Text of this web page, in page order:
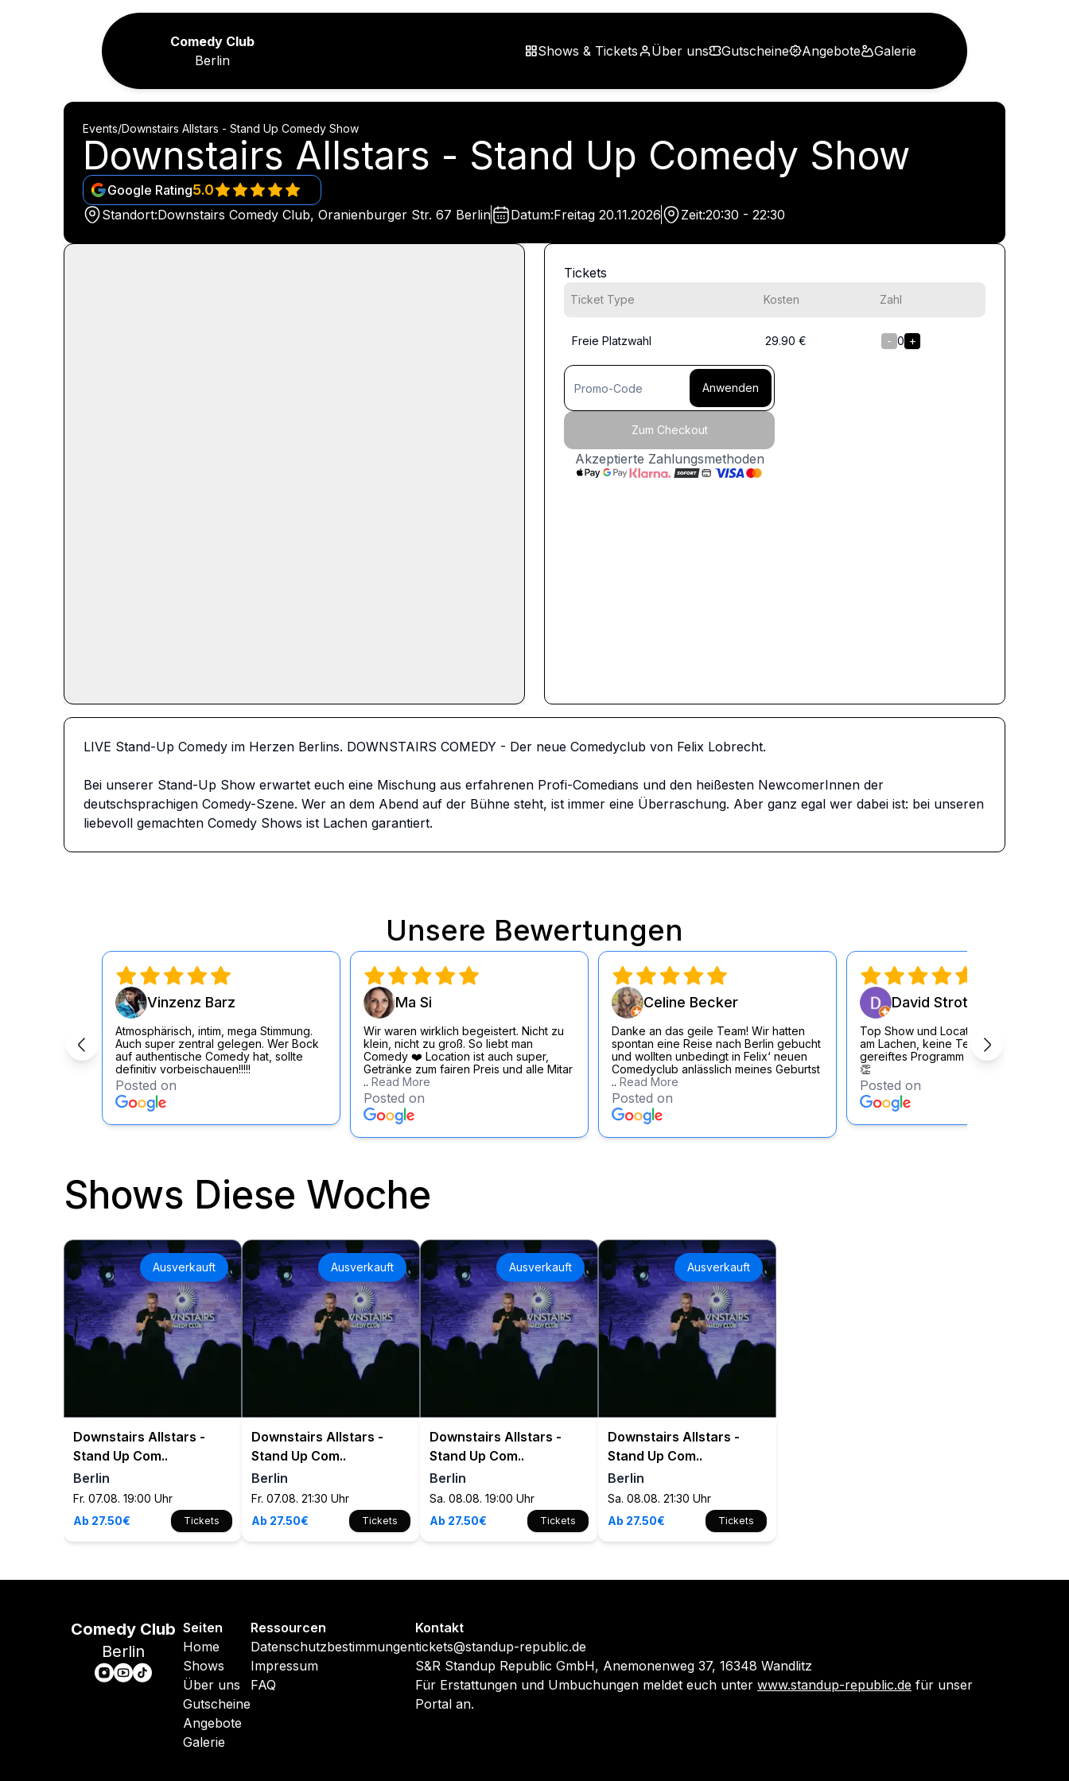
Comedy Club
Berlin
Shows & Tickets Über uns Gutscheine Angebote Galerie
Events/Downstairs Allstars - Stand Up Comedy Show
Downstairs Allstars - Stand Up Comedy Show
Google Rating5.0
Standort:Downstairs Comedy Club, Oranienburger Str. 67 Berlin Datum:Freitag 20.11.2026 Zeit:20:30 - 22:30
Tickets
Ticket Type Kosten Zahl
Freie Platzwahl 29.90 € - 0 +
Anwenden
Zum Checkout
Akzeptierte Zahlungsmethoden
LIVE Stand-Up Comedy im Herzen Berlins. DOWNSTAIRS COMEDY - Der neue Comedyclub von Felix Lobrecht.
Bei unserer Stand-Up Show erwartet euch eine Mischung aus erfahrenen Profi-Comedians und den heißesten NewcomerInnen der
deutschsprachigen Comedy-Szene. Wer an dem Abend auf der Bühne steht, ist immer eine Überraschung. Aber ganz egal wer dabei ist: bei unseren
liebevoll gemachten Comedy Shows ist Lachen garantiert.
Unsere Bewertungen
Vinzenz Barz
Atmosphärisch, intim, mega Stimmung.
Auch super zentral gelegen. Wer Bock
auf authentische Comedy hat, sollte
definitiv vorbeischauen!!!!!
Posted on
Ma Si
Wir waren wirklich begeistert. Nicht zu
klein, nicht zu groß. So liebt man
Comedy ❤️ Location ist auch super,
Getränke zum fairen Preis und alle Mitar
.. Read More
Posted on
Celine Becker
Danke an das geile Team! Wir hatten
spontan eine Reise nach Berlin gebucht
und wollten unbedingt in Felix‘ neuen
Comedyclub anlässlich meines Geburtst
.. Read More
Posted on
David Strott
Top Show und Location, durchgängig
am Lachen, keine Testouts sondern
gereiftes Programm der KünstlerInnen
👏
Posted on
Shows Diese Woche
Ausverkauft
Downstairs Allstars -
Stand Up Com..
Berlin
Fr. 07.08. 19:00 Uhr
Ab 27.50€
Tickets
Ausverkauft
Downstairs Allstars -
Stand Up Com..
Berlin
Fr. 07.08. 21:30 Uhr
Ab 27.50€
Tickets
Ausverkauft
Downstairs Allstars -
Stand Up Com..
Berlin
Sa. 08.08. 19:00 Uhr
Ab 27.50€
Tickets
Ausverkauft
Downstairs Allstars -
Stand Up Com..
Berlin
Sa. 08.08. 21:30 Uhr
Ab 27.50€
Tickets
Comedy Club
Berlin
Seiten
Home
Shows
Über uns
Gutscheine
Angebote
Galerie
Ressourcen
Datenschutzbestimmungen
Impressum
FAQ
Kontakt
tickets@standup-republic.de
S&R Standup Republic GmbH, Anemonenweg 37, 16348 Wandlitz
Für Erstattungen und Umbuchungen meldet euch unter www.standup-republic.de für unser
Portal an.